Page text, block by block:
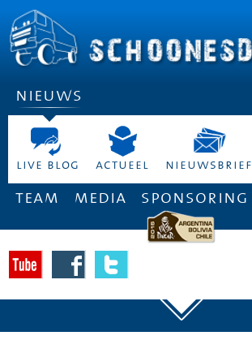
nieuws
live blog actueel nieuwsbrief
team media sponsoring